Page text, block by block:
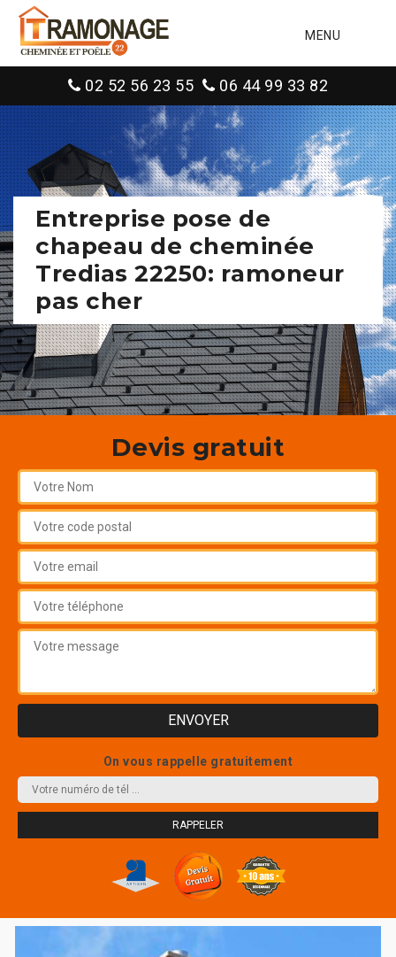
MENU
02 52 56 23 55 06 44 99 33 82
Entreprise pose de
chapeau de cheminée
Tredias 22250: ramoneur
pas cher
Devis gratuit
On vous rappelle gratuitement